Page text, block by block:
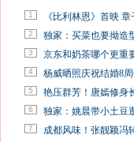
1 《比利林恩》首映
2 独家：买菜也要拗造
3 京东和奶茶哪个更重
4 杨威晒照庆祝结婚8
5 艳压群芳！唐嫣修身
6 独家：姚晨带小土豆
7 成都风味！张靓颖冯